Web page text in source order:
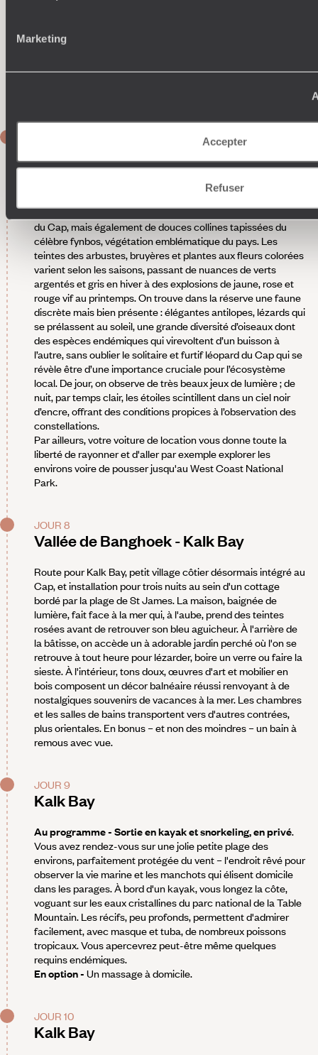
Marketing
Accepter
Refuser
minimale grâce à des panneaux solaires et à l'utilisation
Randonner dans la réserve naturelle privée
des montagnes granitiques escarpées, typiques de la région
du Cap, mais également de douces collines tapissées du
célèbre fynbos, végétation emblématique du pays. Les
teintes des arbustes, bruyères et plantes aux fleurs colorées
varient selon les saisons, passant de nuances de verts
argentés et gris en hiver à des explosions de jaune, rose et
rouge vif au printemps. On trouve dans la réserve une faune
discrète mais bien présente : élégantes antilopes, lézards qui
se prélassent au soleil, une grande diversité d’oiseaux dont
des espèces endémiques qui virevoltent d’un buisson à
l’autre, sans oublier le solitaire et furtif léopard du Cap qui se
révèle être d’une importance cruciale pour l’écosystème
local. De jour, on observe de très beaux jeux de lumière ; de
nuit, par temps clair, les étoiles scintillent dans un ciel noir
d’encre, offrant des conditions propices à l’observation des
constellations.
Par ailleurs, votre voiture de location vous donne toute la
liberté de rayonner et d'aller par exemple explorer les
environs voire de pousser jusqu'au West Coast National
Park.
JOUR 8
Vallée de Banghoek - Kalk Bay
Route pour Kalk Bay, petit village côtier désormais intégré au
Cap, et installation pour trois nuits au sein d'un cottage
bordé par la plage de St James. La maison, baignée de
lumière, fait face à la mer qui, à l'aube, prend des teintes
rosées avant de retrouver son bleu aguicheur. À l'arrière de
la bâtisse, on accède un à adorable jardin perché où l'on se
retrouve à tout heure pour lézarder, boire un verre ou faire la
sieste. À l'intérieur, tons doux, œuvres d'art et mobilier en
bois composent un décor balnéaire réussi renvoyant à de
nostalgiques souvenirs de vacances à la mer. Les chambres
et les salles de bains transportent vers d'autres contrées,
plus orientales. En bonus – et non des moindres – un bain à
remous avec vue.
JOUR 9
Kalk Bay
Au programme - Sortie en kayak et snorkeling, en privé.
Vous avez rendez-vous sur une jolie petite plage des
environs, parfaitement protégée du vent – l'endroit rêvé pour
observer la vie marine et les manchots qui élisent domicile
dans les parages. À bord d'un kayak, vous longez la côte,
voguant sur les eaux cristallines du parc national de la Table
Mountain. Les récifs, peu profonds, permettent d'admirer
facilement, avec masque et tuba, de nombreux poissons
tropicaux. Vous apercevrez peut-être même quelques
requins endémiques.
En option - Un massage à domicile.
JOUR 10
Kalk Bay